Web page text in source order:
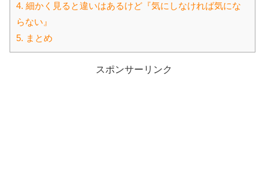
4. 細かく見ると違いはあるけど『気にしなければ気にな
らない』
5. まとめ
スポンサーリンク